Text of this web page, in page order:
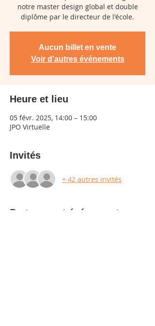
notre master design global et double
diplôme par le directeur de l'école.
Aucun billet en vente
Voir d'autres événements
Heure et lieu
05 févr. 2025, 14:00 – 15:00
JPO Virtuelle
Invités
+ 42 autres invités
Partager cet événement